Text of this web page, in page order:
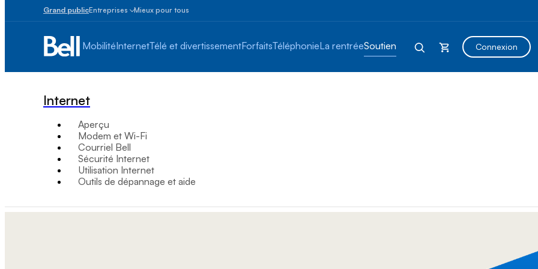
Grand publicEntreprises
entreprises
100
et
grandes
Plus
de
100
employés
Mieux pour tous
MobilitéInternetTélé et divertissementForfaitsTéléphonieLa rentréeSoutien Connexion
Internet
Aperçu
Modem et Wi-Fi
Courriel Bell
Sécurité Internet
Utilisation Internet
Outils de dépannage et aide